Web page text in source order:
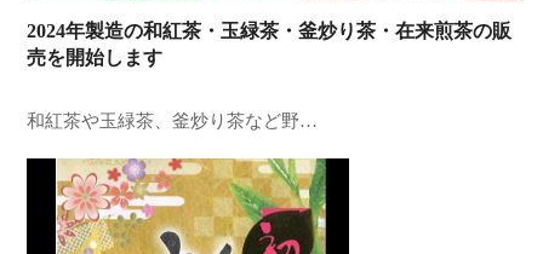
2024年製造の和紅茶・玉緑茶・釜炒り茶・在来煎茶の販
売を開始します
和紅茶や玉緑茶、釜炒り茶など野…